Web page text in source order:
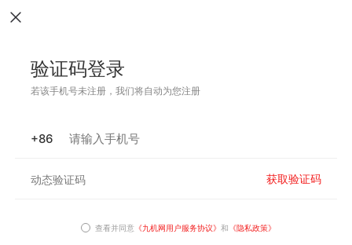
验证码登录
若该手机号未注册，我们将自动为您注册
+86
获取验证码
查看并同意 《九机网用户服务协议》 和 《隐私政策》